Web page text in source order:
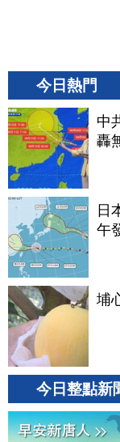
今日熱門
中
轟
日
午
埔
今日整點新